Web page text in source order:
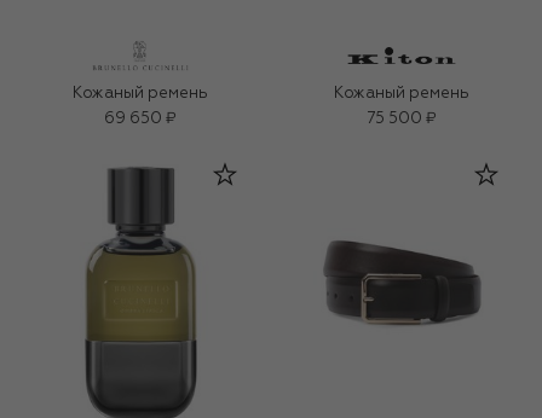
Кожаный ремень
69 650 ₽
Кожаный ремень
75 500 ₽